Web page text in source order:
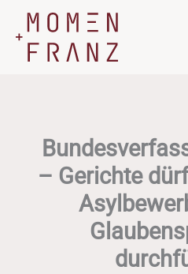
Inhalt
springen
– Gerichte